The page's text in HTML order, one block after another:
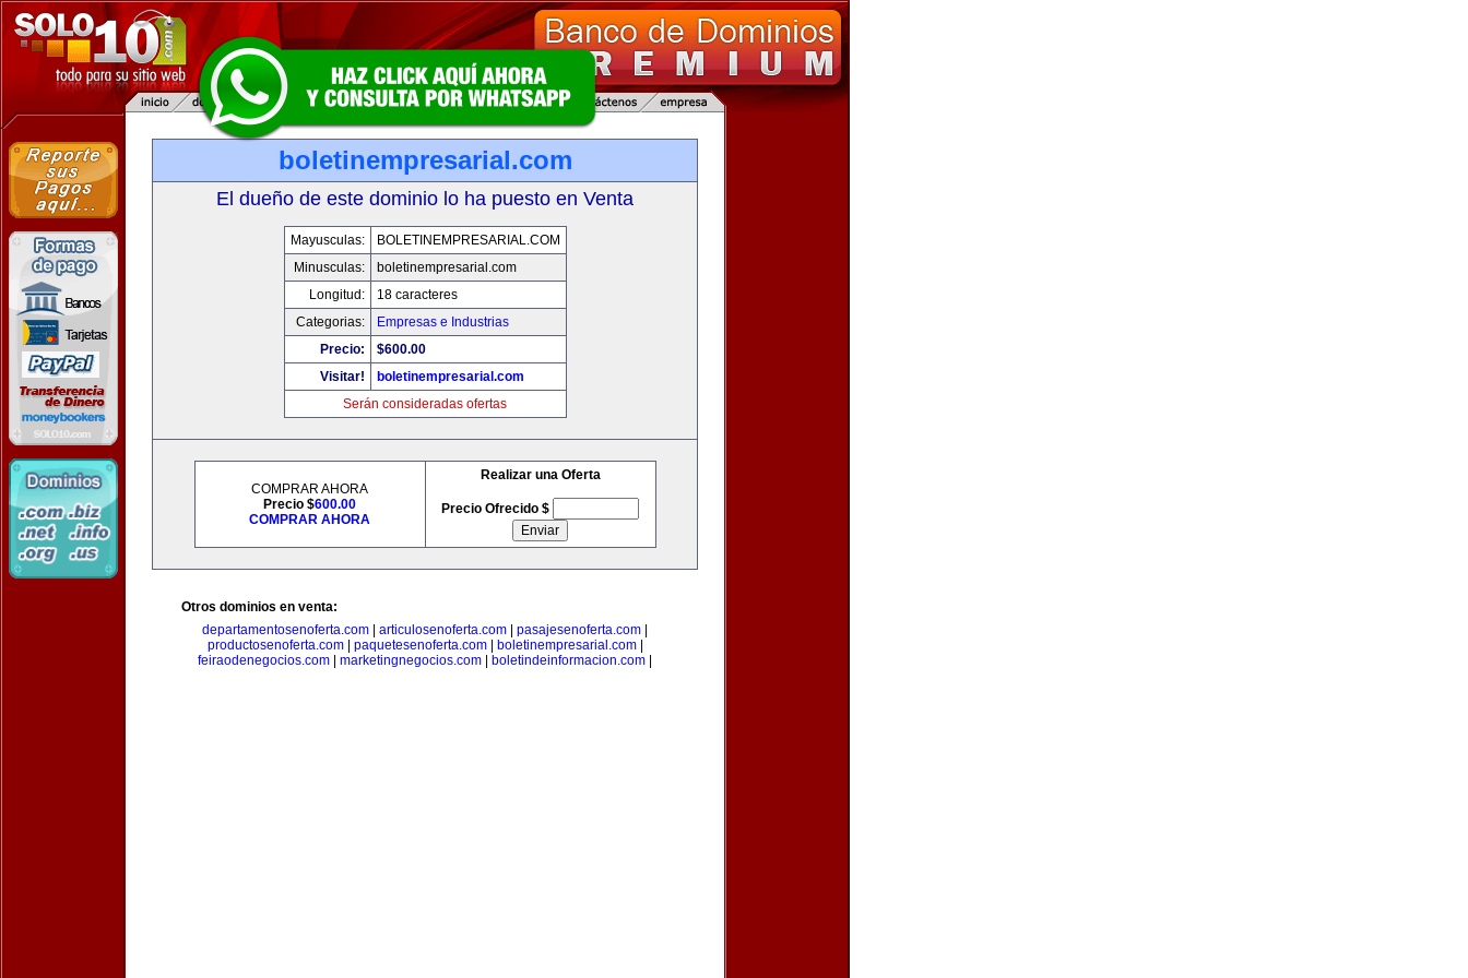
boletinempresarial.com
El dueño de este dominio lo ha puesto en Venta
Mayusculas:
BOLETINEMPRESARIAL.COM
Minusculas:
boletinempresarial.com
Longitud:
18 caracteres
Categorias:
Empresas e Industrias
Precio:
$600.00
Visitar!
boletinempresarial.com
Serán consideradas ofertas
COMPRAR AHORA
Precio $600.00
COMPRAR AHORA
Realizar una Oferta
Precio Ofrecido $
Otros dominios en venta:
departamentosenoferta.com
articulosenoferta.com pasajesenoferta.com
productosenoferta.com| paquetesenoferta.com| boletinempresarial.com|
feiraodenegocios.com
marketingnegocios.com boletindeinformacion.com